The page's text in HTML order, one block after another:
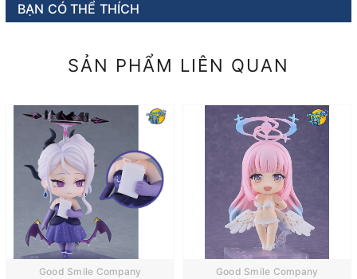
BẠN CÓ THỂ THÍCH
SẢN PHẨM LIÊN QUAN
Good Smile Company Good Smile Company